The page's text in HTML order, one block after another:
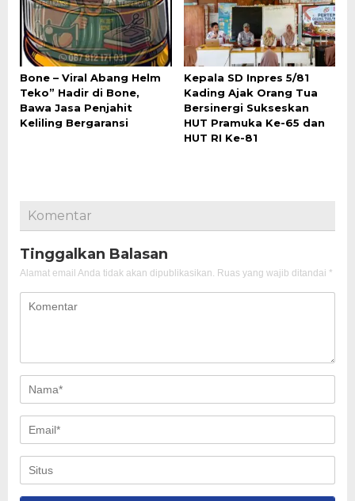
Bone – Viral Abang Helm
Teko” Hadir di Bone,
Bawa Jasa Penjahit
Keliling Bergaransi
Kepala SD Inpres 5/81
Kading Ajak Orang Tua
Bersinergi Sukseskan
HUT Pramuka Ke-65 dan
HUT RI Ke-81
Komentar
Tinggalkan Balasan
Alamat email Anda tidak akan dipublikasikan. Ruas yang wajib ditandai *